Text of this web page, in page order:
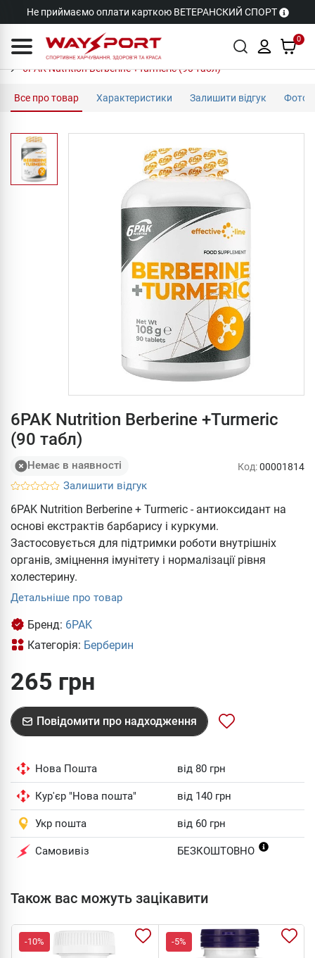
Не приймаємо оплати карткою ВЕТЕРАНСКИЙ СПОРТ
0
6PAK Nutrition Berberine +Turmeric (90 табл)
Все про товар Характеристики Залишити відгук Фото
6PAK Nutrition Berberine +Turmeric
(90 табл)
Немає в наявності
Залишити відгук
Код:00001814
6PAK Nutrition Berberine + Turmeric - антиоксидант на
основі екстрактів барбарису і куркуми.
Застосовується для підтримки роботи внутрішніх
органів, зміцнення імунітету і нормалізації рівня
холестерину.
Детальніше про товар
Бренд: 6PAK
Категорія: Берберин
265 грн
Повідомити про надходження
Нова Пошта від 80 грн
Кур'єр "Нова пошта" від 140 грн
Укр пошта від 60 грн
Самовивіз БЕЗКОШТОВНО
Також вас можуть зацікавити
-10% -5%